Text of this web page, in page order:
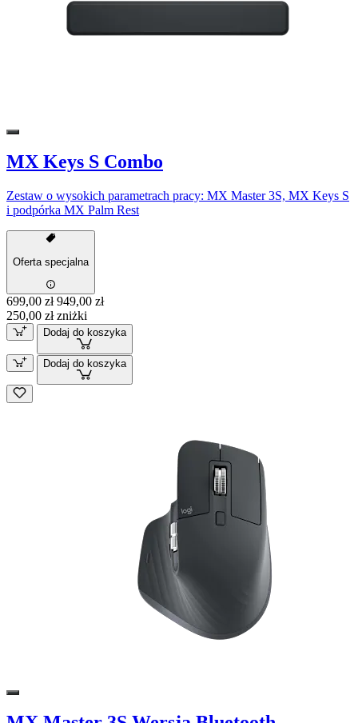
MX Keys S Combo
Zestaw o wysokich parametrach pracy: MX Master 3S, MX Keys S
i podpórka MX Palm Rest
Oferta specjalna
699,00 zł 949,00 zł
250,00 zł zniżki
Dodaj do koszyka
Dodaj do koszyka